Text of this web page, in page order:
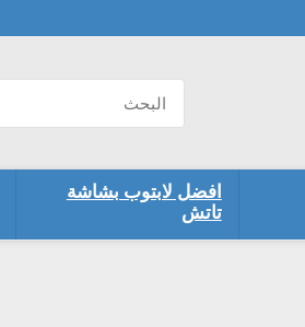
افضل لابتوب بشاشة
تاتش